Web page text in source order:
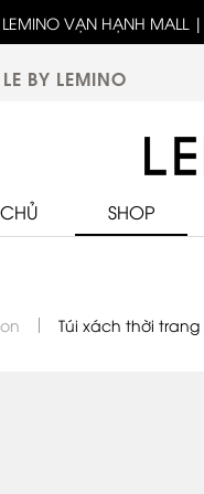
LEMINO VẠN HẠNH
BY LEMINO
SHOP
Túi xách thời trang